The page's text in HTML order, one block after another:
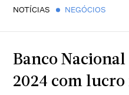
NOTÍCIAS NEGÓCIOS
Banco
2024 com lucro